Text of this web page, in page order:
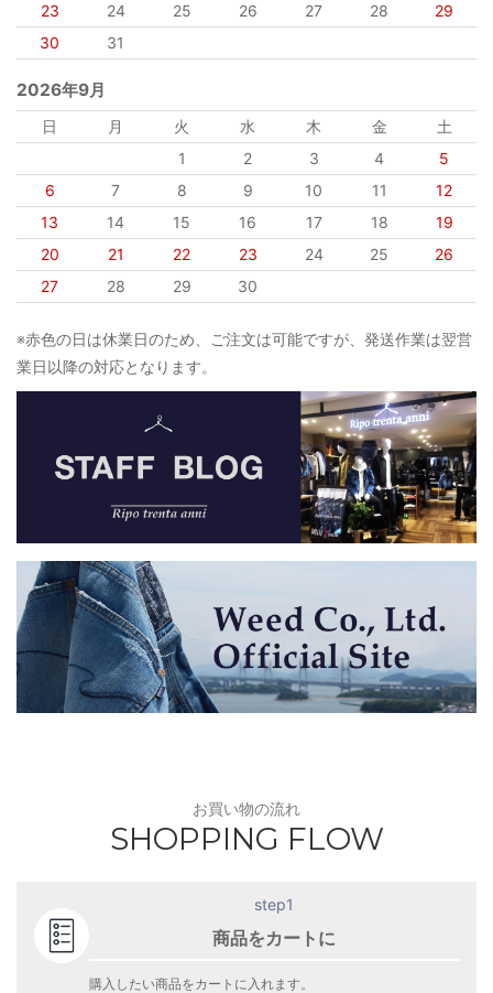
23
24 25 26 27 28
29
30
31
2026年9月
日 月 火 水 木 金
土
1
2 3 4
5
6
7 8 9 10 11
12
13
14 15 16 17 18
19
20
21 22 23 24 25
26
27
28 29 30
※赤色の日は休業日のため、ご注文は可能ですが、発送作業は翌営
業日以降の対応となります。
お買い物の流れ
SHOPPING FLOW
step1
商品をカートに
購入したい商品をカートに入れます。